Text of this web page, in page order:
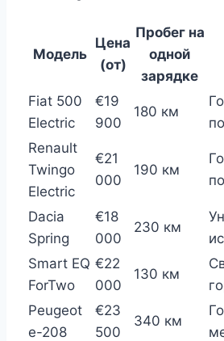
Модель
Цена
(от)
Пробег на
одной
зарядке
Fiat 500
Electric
€19
900
180 км
Renault
Twingo
Electric
€21
000
190 км
Dacia
Spring
€18
000
230 км
Smart EQ
ForTwo
€22
000
130 км
Peugeot
e-208
€23
500
340 км